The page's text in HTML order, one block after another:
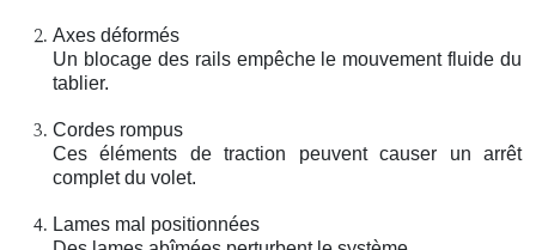
Axes déformés
Un blocage des rails empêche le mouvement fluide du
tablier.
Cordes rompus
Ces éléments de traction peuvent causer un arrêt
complet du volet.
Lames mal positionnées